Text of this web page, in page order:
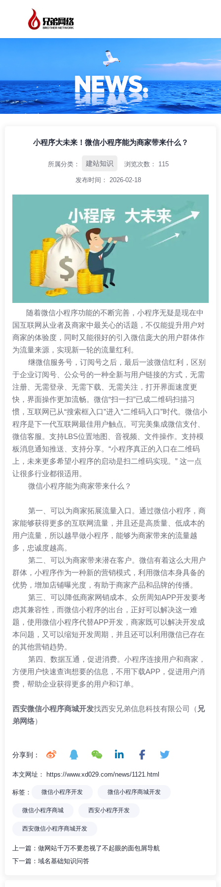
小程序大未来！微信小程序能为商家带来什么？
所属分类： 建站知识 浏览次数： 115
发布时间： 2026-02-18
随着微信小程序功能的不断完善，小程序无疑是现在中
国互联网从业者及商家中最关心的话题，不仅能提升用户对
商家的体验度，同时又能很好的引入微信庞大的用户群体作
为流量来源，实现新一轮的流量红利。
继微信服务号，订阅号之后，最后一波微信红利，区别
于企业订阅号、公众号的一种全新与用户链接的方式，无需
注册、无需登录、无需下载、无需关注，打开界面速度更
快，界面操作更加流畅。微信“扫一扫”已成二维码扫描习
惯，互联网已从“搜索框入口”进入“二维码入口”时代。微信小
程序是下一代互联网最佳用户触点。可完美集成微信支付、
微信客服。支持LBS位置地图、音视频、文件操作。支持模
板消息通知推送、支持分享。“小程序真正的入口在二维码
上，未来更多希望小程序的启动是扫二维码实现。” 这一点
让很多行业都很适用。
微信小程序能为商家带来什么？
第一、可以为商家拓展流量入口。通过微信小程序，商
家能够获得更多的互联网流量，并且还是高质量、低成本的
用户流量，所以越早做小程序，能够为商家带来的流量越
多，忠诚度越高。
第二、可以为商家带来潜在客户。微信有着这么大用户
群体，小程序作为一种新的营销模式，利用微信本身具备的
优势，增加店铺曝光度，有助于商家产品和品牌的传播。
第三、可以降低商家网销成本。众所周知APP开发要考
虑其兼容性，而微信小程序的出台，正好可以解决这一难
题，使用微信小程序代替APP开发，商家既可以解决开发成
本问题，又可以缩短开发周期，并且还可以利用微信已存在
的其他营销趋势。
第四、数据互通，促进消费。小程序连接用户和商家，
方便用户快速查询想要的信息，不用下载APP，促进用户消
费，帮助企业获得更多的用户和订单。
西安微信小程序商城开发找西安兄弟信息科技有限公司（ 兄
弟网络）
分享到：
本文网址： https://www.xd029.com/news/1121.html
标签： 微信小程序开发 微信小程序商城开发
微信小程序商城 西安小程序开发
西安微信小程序商城开发
上一篇： 做网站千万不要忽视了不起眼的面包屑导航
下一篇： 域名基础知识问答